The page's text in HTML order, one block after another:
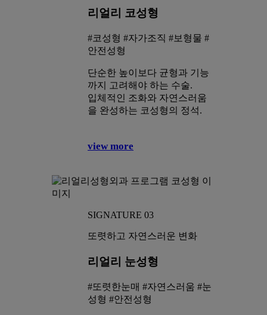
리얼리 코성형
#코성형 #자가조직 #보형물 #
안전성형
단순한 높이보다 균형과 기능
까지 고려해야 하는 수술.
입체적인 조화와 자연스러움
을 완성하는 코성형의 정석.
view more
SIGNATURE 03
또렷하고 자연스러운 변화
리얼리 눈성형
#또렷한눈매 #자연스러움 #눈
성형 #안전성형